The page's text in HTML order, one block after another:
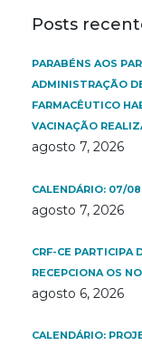
Posts
PARABÉNS AOS
ADMINISTRAÇÃO
FARMACÊUTICO
VACINAÇÃO
agosto 7, 2026
CALENDÁRIO: 07/
agosto 7, 2026
CRF-CE PARTICIPA
RECEPCIONA OS
agosto 6, 2026
CALENDÁRIO: